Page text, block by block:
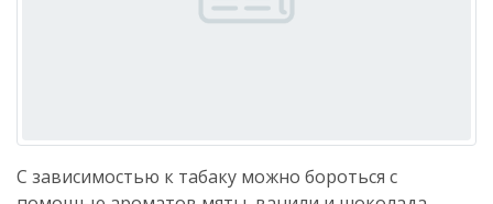
С зависимостью к табаку можно бороться с